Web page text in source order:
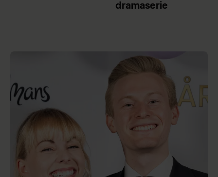
dramaserie